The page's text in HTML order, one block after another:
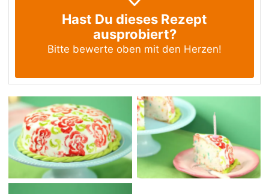
Hast Du dieses Rezept
ausprobiert?
Bitte bewerte oben mit den Herzen!